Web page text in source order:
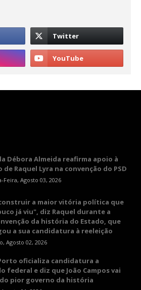
Débora Almeida reafirma apoio à
de Raquel Lyra na convenção do PSD
Feira, Agosto 03, 2026
a maior vitória política que
já viu", diz Raquel durante a
da história do Estado, que
a sua candidatura à reeleição
Agosto 02, 2026
oficializa candidatura a
federal e diz que João Campos vai
do pior governo da história